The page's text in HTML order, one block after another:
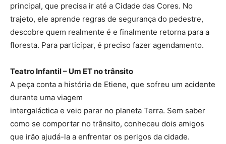
principal, que precisa ir até a Cidade das Cores. No
trajeto, ele aprende regras de segurança do pedestre,
descobre quem realmente é e finalmente retorna para a
floresta. Para participar, é preciso fazer agendamento.
Teatro Infantil – Um ET no trânsito
A peça conta a história de Etiene, que sofreu um acidente
durante uma viagem
intergaláctica e veio parar no planeta Terra. Sem saber
como se comportar no trânsito, conheceu dois amigos
que irão ajudá-la a enfrentar os perigos da cidade.